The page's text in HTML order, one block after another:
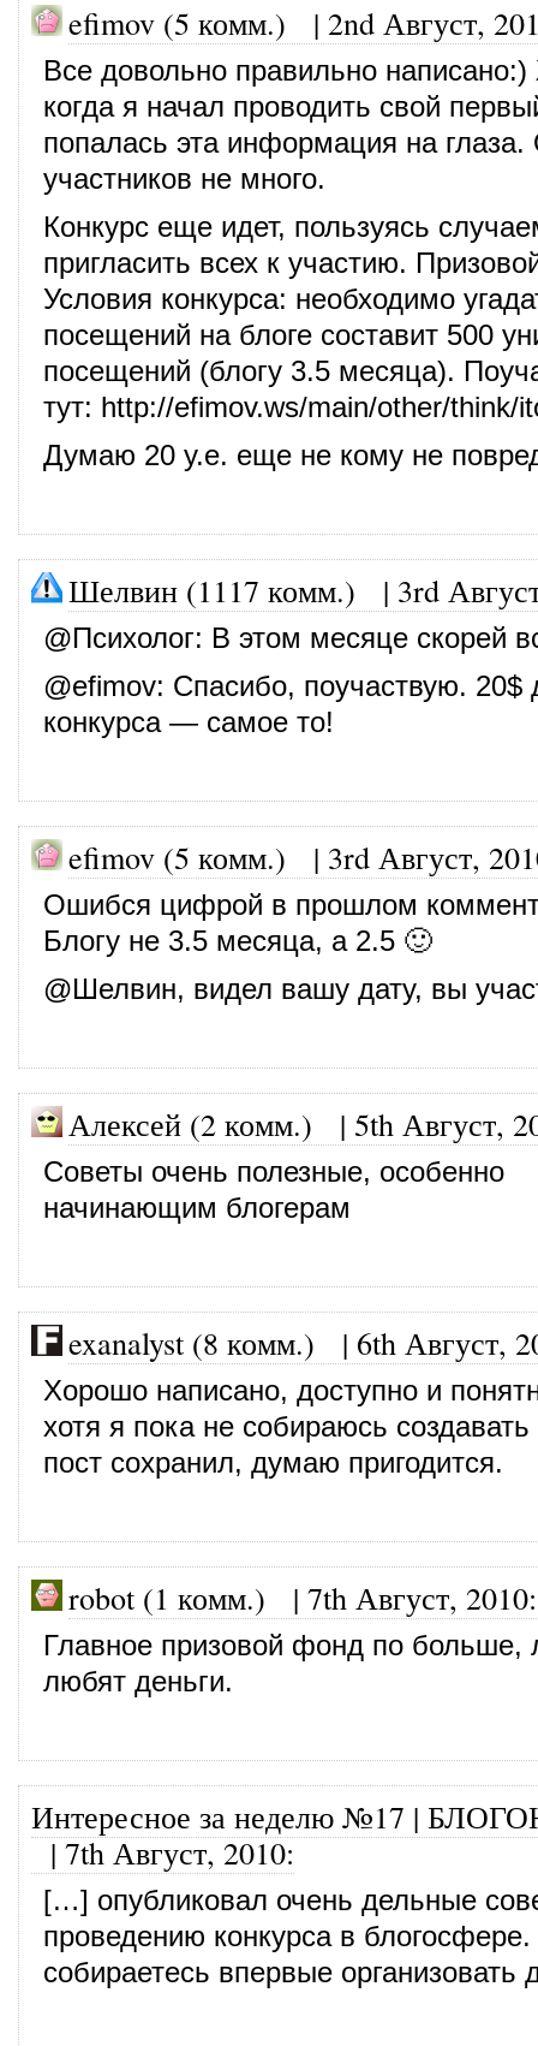
efimov (5 комм.) | 2nd Август,
Все довольно правильно
когда я начал проводить свой
попалась эта информация на глаза.
участников не много.
Конкурс еще идет, пользуясь
пригласить всех к участию.
Условия конкурса: необходимо
посещений на блоге составит 500
посещений (блогу 3.5 месяца).
тут: http://efimov.ws/main/other/think/
Думаю 20 у.е. еще не кому не
Шелвин (1117 комм.) | 3rd
@Психолог: В этом месяце скорей
@efimov: Спасибо, поучаствую. 20$
конкурса — самое то!
efimov (5 комм.) | 3rd Август,
Ошибся цифрой в прошлом
Блогу не 3.5 месяца, а 2.5 🙂
@Шелвин, видел вашу дату, вы
Алексей (2 комм.) | 5th Август,
Советы очень полезные, особенно
начинающим блогерам
exanalyst (8 комм.) | 6th Август,
Хорошо написано, доступно и
хотя я пока не собираюсь
пост сохранил, думаю пригодится.
robot (1 комм.) | 7th Август, 2010:
Главное призовой фонд по больше,
любят деньги.
Интересное за неделю №17 |
|7th Август, 2010:
[…] опубликовал очень дельные
проведению конкурса в
собираетесь впервые